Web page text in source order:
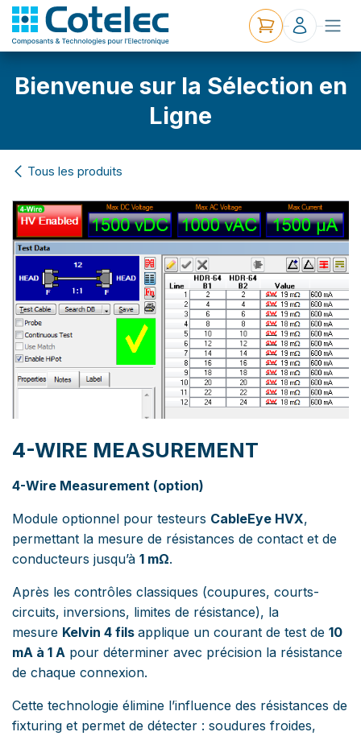
Bienvenue sur la Sélection en
Ligne
Tous les produits
4-WIRE MEASUREMENT
4-Wire Measurement (option)
Module optionnel pour testeurs CableEye HVX,
permettant la mesure de résistances de contact et de
conducteurs jusqu’à 1 mΩ.
Après les contrôles classiques (coupures, courts-
circuits, inversions, limites de résistance), la
mesure Kelvin 4 fils applique un courant de test de 10
mA à 1 A pour déterminer avec précision la résistance
de chaque connexion.
Cette technologie élimine l’influence des résistances de
fixturing et permet de détecter : soudures froides,